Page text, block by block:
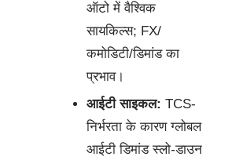
ऑटो में वैश्विक
सायकिल्स; FX/
कमोडिटी/डिमांड का
प्रभाव।
आईटी साइकल: TCS-
निर्भरता के कारण ग्लोबल
आईटी डिमांड स्लो-डाउन